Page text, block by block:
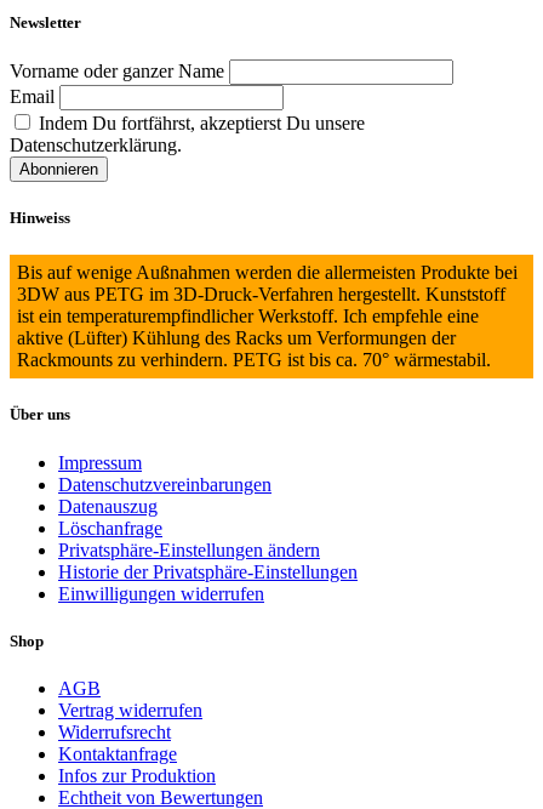
Newsletter
Vorname oder ganzer Name
Email
Indem Du fortfährst, akzeptierst Du unsere
Datenschutzerklärung.
Hinweiss
Bis auf wenige Außnahmen werden die allermeisten Produkte bei
3DW aus PETG im 3D-Druck-Verfahren hergestellt. Kunststoff
ist ein temperaturempfindlicher Werkstoff. Ich empfehle eine
aktive (Lüfter) Kühlung des Racks um Verformungen der
Rackmounts zu verhindern. PETG ist bis ca. 70° wärmestabil.
Über uns
Impressum
Datenschutzvereinbarungen
Datenauszug
Löschanfrage
Privatsphäre-Einstellungen ändern
Historie der Privatsphäre-Einstellungen
Einwilligungen widerrufen
Shop
AGB
Vertrag widerrufen
Widerrufsrecht
Kontaktanfrage
Infos zur Produktion
Echtheit von Bewertungen